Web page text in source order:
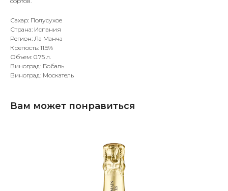
Сахар: Полусухое
Страна: Испания
Регион: Ла Манча
Крепость: 11.5%
Объем: 0.75 л.
Виноград: Бобаль
Виноград: Москатель
Вам может понравиться